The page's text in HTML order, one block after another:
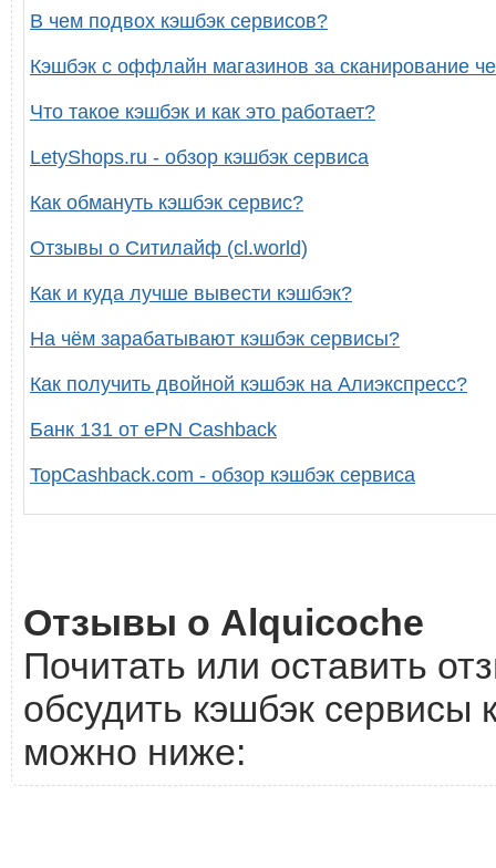
В чем подвох кэшбэк сервисов?
Кэшбэк с оффлайн магазинов за сканирование
Что такое кэшбэк и как это работает?
LetyShops.ru - обзор кэшбэк сервиса
Как обмануть кэшбэк сервис?
Отзывы о Ситилайф (cl.world)
Как и куда лучше вывести кэшбэк?
На чём зарабатывают кэшбэк сервисы?
Как получить двойной кэшбэк на Алиэкспресс?
Банк 131 от ePN Cashback
TopCashback.com - обзор кэшбэк сервиса
Отзывы о Alquicoche
Почитать или оставить
обсудить кэшбэк сервисы
можно ниже: